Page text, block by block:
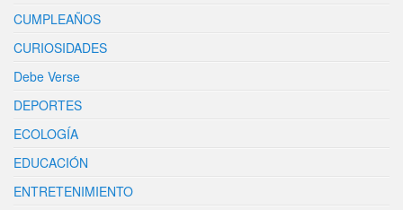
CUMPLEAÑOS
CURIOSIDADES
Debe Verse
DEPORTES
ECOLOGÍA
EDUCACIÓN
ENTRETENIMIENTO